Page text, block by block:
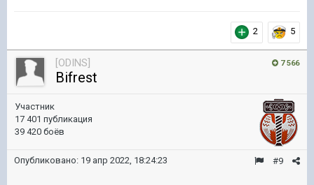
2 5
7 566
[ODINS]
Bifrest
Участник
17 401 публикация
39 420 боёв
#9
Опубликовано: 19 апр 2022, 18:24:23